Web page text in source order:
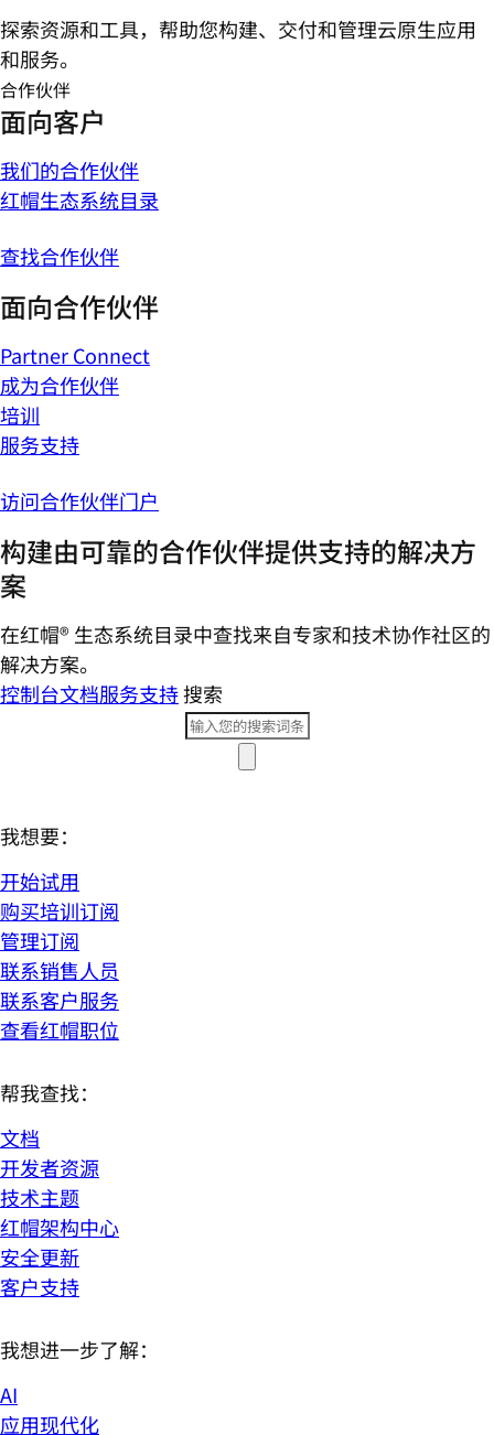
探索资源和工具，帮助您构建、交付和管理云原生应用
和服务。
合作伙伴
面向客户
我们的合作伙伴
红帽生态系统目录
查找合作伙伴
面向合作伙伴
Partner Connect
成为合作伙伴
培训
服务支持
访问合作伙伴门户
构建由可靠的合作伙伴提供支持的解决方
案
在红帽® 生态系统目录中查找来自专家和技术协作社区的
解决方案。
控制台文档服务支持搜索
我想要：
开始试用
购买培训订阅
管理订阅
联系销售人员
联系客户服务
查看红帽职位
帮我查找：
文档
开发者资源
技术主题
红帽架构中心
安全更新
客户支持
我想进一步了解：
AI
应用现代化